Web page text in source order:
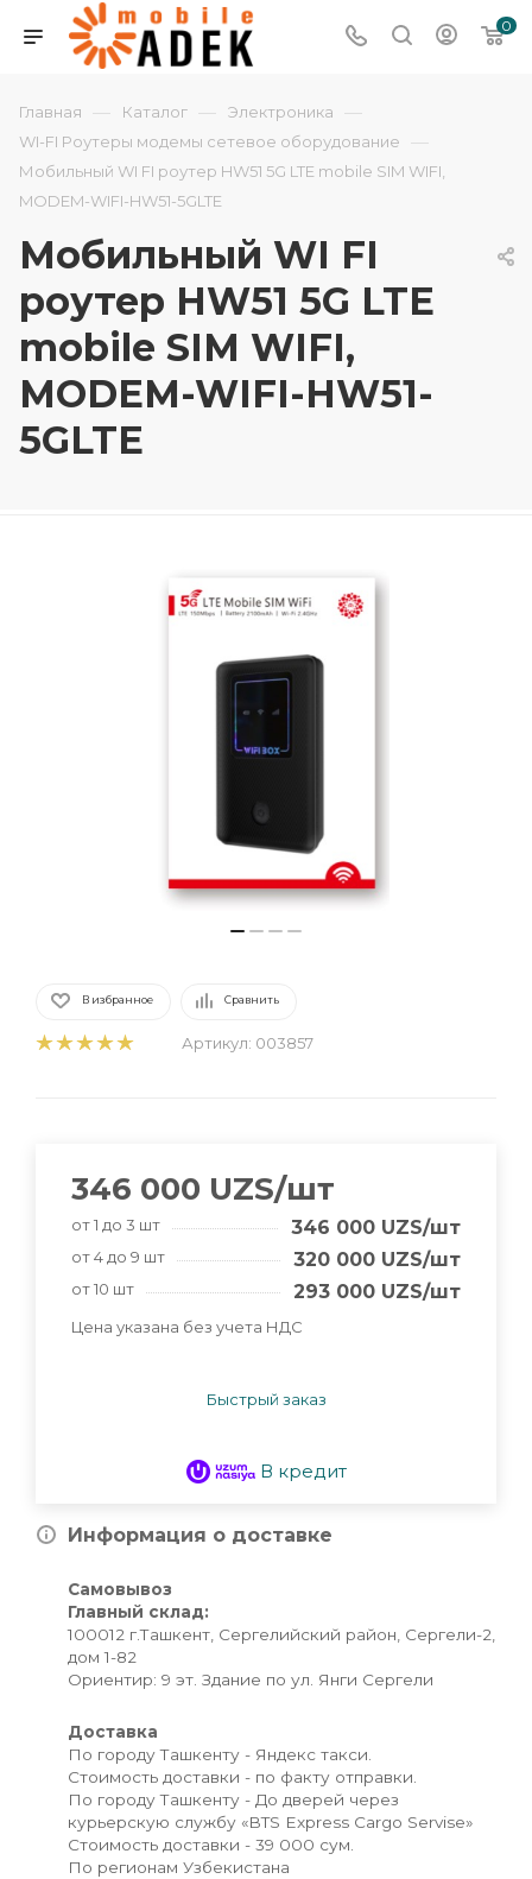
0
Главная — Каталог — Электроника —
WI-FI Роутеры модемы сетевое оборудование —
Мобильный WI FI роутер HW51 5G LTE mobile SIM WIFI,
MODEM-WIFI-HW51-5GLTE
Мобильный WI FI
роутер HW51 5G LTE
mobile SIM WIFI,
MODEM-WIFI-HW51-
5GLTE
В избранное Сравнить
Артикул: 003857
346 000 UZS/шт
от 1 до 3 шт 346 000 UZS/шт
от 4 до 9 шт 320 000 UZS/шт
от 10 шт 293 000 UZS/шт
Цена указана без учета НДС
Быстрый заказ
В кредит
Информация о доставке
Самовывоз
Главный склад:
100012 г.Ташкент, Сергелийский район, Сергели-2,
дом 1-82
Ориентир: 9 эт. Здание по ул. Янги Сергели
Доставка
По городу Ташкенту - Яндекс такси.
Стоимость доставки - по факту отправки.
По городу Ташкенту - До дверей через
курьерскую службу «BTS Express Cargo Servise»
Стоимость доставки - 39 000 сум.
По регионам Узбекистана